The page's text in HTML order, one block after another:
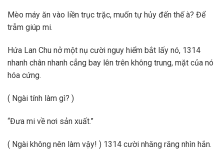
Mèo máy ăn vào liền trục trặc, muốn tự hủy đến thế à? Để
trẫm giúp mi.
Hứa Lan Chu nở một nụ cười nguy hiểm bắt lấy nó, 1314
nhanh chân nhanh cẳng bay lên trên không trung, mặt của nó
hóa cứng.
( Ngài tính làm gì? )
“Đưa mi về nơi sản xuất.”
( Ngài không nên làm vậy! ) 1314 cười nhăng răng nhìn hắn.